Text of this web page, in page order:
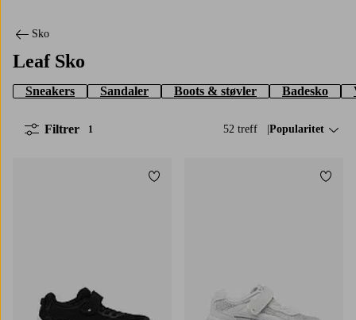
Sko
Leaf Sko
Sneakers Sandaler Boots & støvler Badesko
52 treff Sorter på:
Popularitet
Filtrer 1
Legg til favoritter